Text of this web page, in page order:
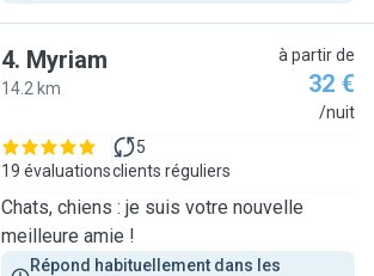
4. Myriam
14.2 km
à partir de
32 €
/nuit
19 évaluations
5
clients réguliers
Chats, chiens : je suis votre nouvelle
meilleure amie !
Répond habituellement dans les